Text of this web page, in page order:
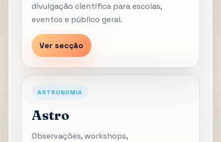
divulgação científica para escolas,
eventos e público geral.
Ver secção
ASTRONOMIA
Astro
Observações, workshops,